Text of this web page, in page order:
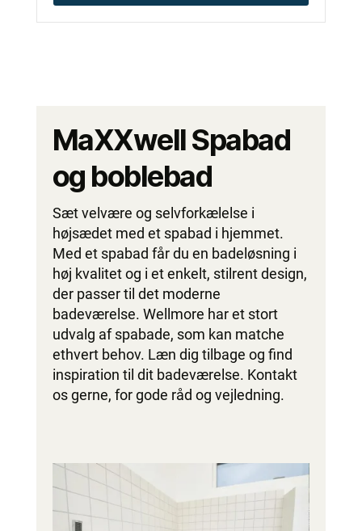
MaXXwell Spabad
og boblebad
Sæt velvære og selvforkælelse i
højsædet med et spabad i hjemmet.
Med et spabad får du en badeløsning i
høj kvalitet og i et enkelt, stilrent design,
der passer til det moderne
badeværelse. Wellmore har et stort
udvalg af spabade, som kan matche
ethvert behov. Læn dig tilbage og find
inspiration til dit badeværelse. Kontakt
os gerne, for gode råd og vejledning.